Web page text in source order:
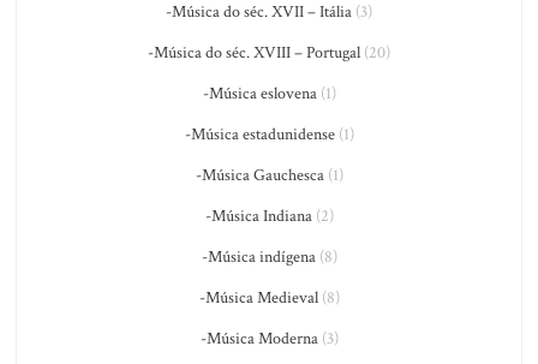
-Música do séc. XVII – Itália (3)
-Música do séc. XVIII – Portugal (20)
-Música eslovena(1)
-Música estadunidense(1)
-Música Gauchesca(1)
-Música Indiana(2)
-Música indígena(8)
-Música Medieval(8)
-Música Moderna(3)